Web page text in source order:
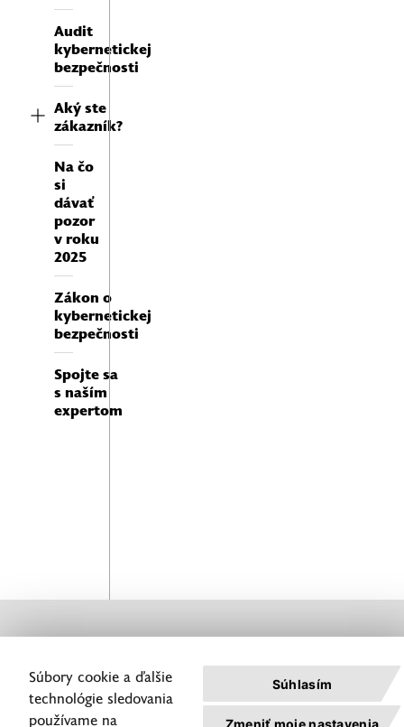
Súbory cookie a ďalšie
technológie sledovania
používame na
Súhlasím
Zmeniť moje nastavenia
Audit
kybernetickej
bezpečnosti
Aký ste
zákazník?
Na čo
si
dávať
pozor
v roku
2025
Zákon o
kybernetickej
bezpečnosti
Spojte sa
s naším
expertom
pracovať
servisných
Zásady